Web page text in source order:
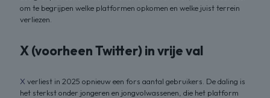
om te begrijpen welke platformen opkomen en welke juist terrein
verliezen.
X (voorheen Twitter) in vrije val
X verliest in 2025 opnieuw een fors aantal gebruikers. De daling is
het sterkst onder jongeren en jongvolwassenen, die het platform